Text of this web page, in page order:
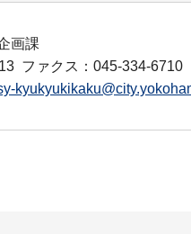
画課
ファクス：045-334-6710